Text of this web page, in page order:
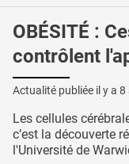
OBÉSITÉ :
contrôlent
Actualité publiée il y a 8
Les cellules
c’est la découverte
l'Université de